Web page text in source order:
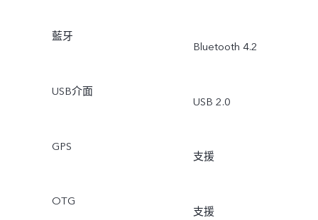
藍牙
Bluetooth 4.2
USB介面
USB 2.0
GPS
支援
OTG
支援